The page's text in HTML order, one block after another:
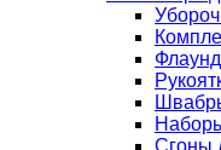
Сгоны